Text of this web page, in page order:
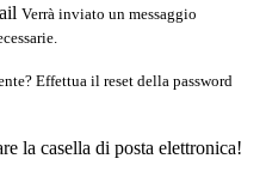
Verrà inviato un messaggio
Effettua il reset della password
la casella di posta elettronica!